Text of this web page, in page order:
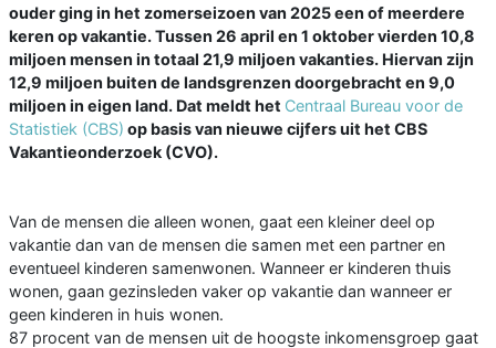
ouder ging in het zomerseizoen van 2025 een of meerdere
keren op vakantie. Tussen 26 april en 1 oktober vierden 10,8
miljoen mensen in totaal 21,9 miljoen vakanties. Hiervan zijn
12,9 miljoen buiten de landsgrenzen doorgebracht en 9,0
miljoen in eigen land. Dat meldt het Centraal Bureau voor de
Statistiek (CBS) op basis van nieuwe cijfers uit het CBS
Vakantieonderzoek (CVO).
Van de mensen die alleen wonen, gaat een kleiner deel op
vakantie dan van de mensen die samen met een partner en
eventueel kinderen samenwonen. Wanneer er kinderen thuis
wonen, gaan gezinsleden vaker op vakantie dan wanneer er
geen kinderen in huis wonen.
87 procent van de mensen uit de hoogste inkomensgroep gaat